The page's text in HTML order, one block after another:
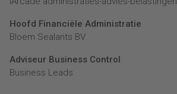
Hoofd Financiële Administratie
Bloem Sealants BV
Adviseur Business Control
Business Leads